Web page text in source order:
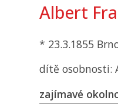
Albert
* 23.3.1855
dítě osobnosti:
zajímavé